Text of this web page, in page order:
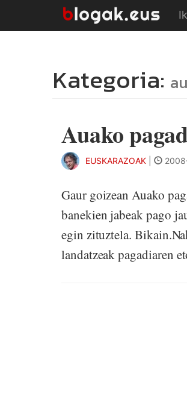
Kategoria:
Auako
EUSKARAZOAK
Gaur goizean Auako
banekien jabeak pago
egin zituztela.
landatzeak pagadiaren